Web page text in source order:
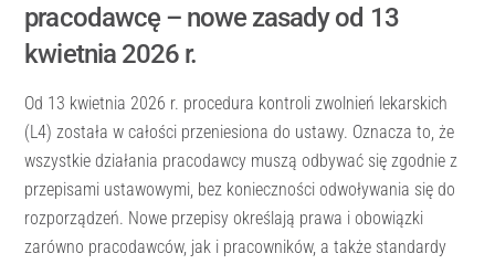
pracodawcę – nowe zasady od 13
kwietnia 2026 r.
Od 13 kwietnia 2026 r. procedura kontroli zwolnień lekarskich
(L4) została w całości przeniesiona do ustawy. Oznacza to, że
wszystkie działania pracodawcy muszą odbywać się zgodnie z
przepisami ustawowymi, bez konieczności odwoływania się do
rozporządzeń. Nowe przepisy określają prawa i obowiązki
zarówno pracodawców, jak i pracowników, a także standardy